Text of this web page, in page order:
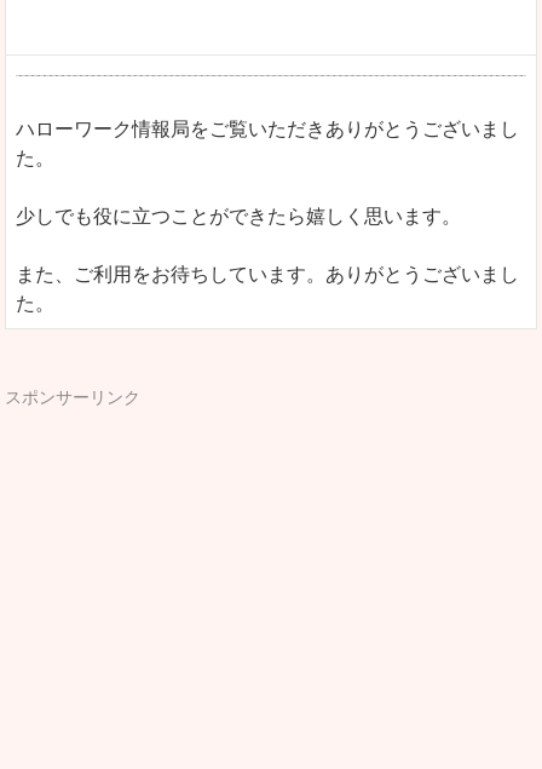
ハローワーク情報局をご覧いただきありがとうございまし
た。
少しでも役に立つことができたら嬉しく思います。
また、ご利用をお待ちしています。ありがとうございまし
た。
スポンサーリンク